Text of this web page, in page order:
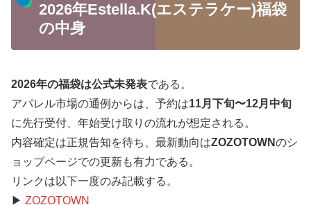
2026年Estella.K(エステラケー)福袋
の中身
2026年の福袋は公式未発表である。
アパレル市場の通例からは、予約は11月下旬〜12月中旬
に先行受付、年始受け取りの流れが想定される。
内容確定は正規告知を待ち、最新動向はZOZOTOWNのシ
ョップページでの更新も有力である。
リンクは以下一度のみ記載する。
▶ ZOZOTOWN